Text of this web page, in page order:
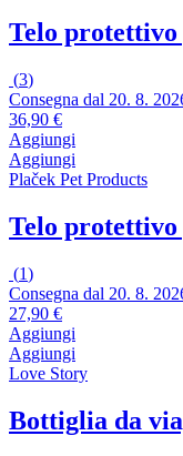
Telo protettivo
(3)
Consegna dal 20. 8.
36,90 €
Aggiungi
Aggiungi
Plaček Pet Products
Telo protettivo
(1)
Consegna dal 20. 8.
27,90 €
Aggiungi
Aggiungi
Love Story
Bottiglia da